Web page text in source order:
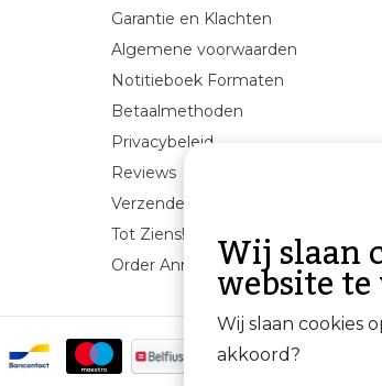
Garantie en Klachten
Algemene voorwaarden
Notitieboek Formaten
Betaalmethoden
Privacybeleid
Reviews
Verzenden & retourneren
Tot Ziens!
Order AnnulerenWij slaan
website
Wij slaan cookies
akkoord?